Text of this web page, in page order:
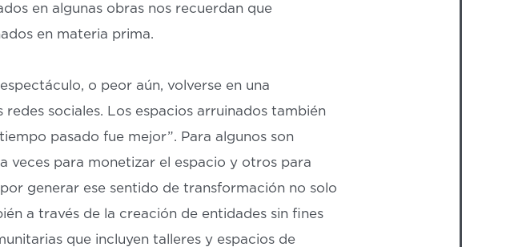
en algunas obras nos recuerdan que
en materia prima.
o peor aún, volverse en una
sociales. Los espacios arruinados también
pasado fue mejor”. Para algunos son
veces para monetizar el espacio y otros para
generar ese sentido de transformación no solo
a través de la creación de entidades sin fines
que incluyen talleres y espacios de